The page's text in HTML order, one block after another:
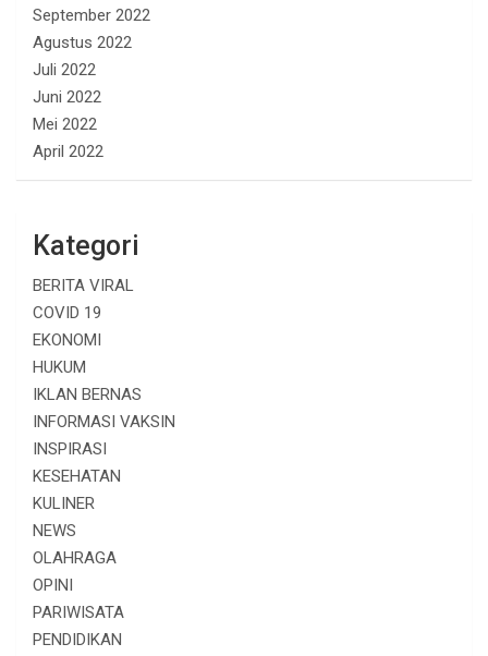
September 2022
Agustus 2022
Juli 2022
Juni 2022
Mei 2022
April 2022
Kategori
BERITA VIRAL
COVID 19
EKONOMI
HUKUM
IKLAN BERNAS
INFORMASI VAKSIN
INSPIRASI
KESEHATAN
KULINER
NEWS
OLAHRAGA
OPINI
PARIWISATA
PENDIDIKAN